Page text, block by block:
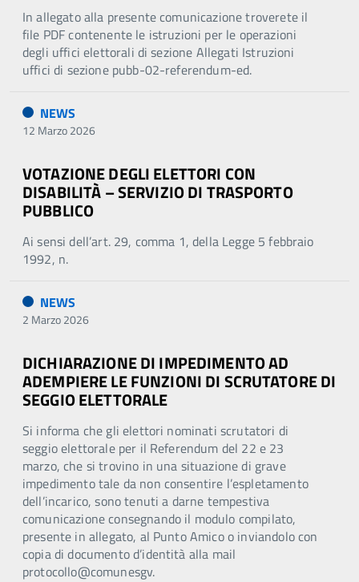
In allegato alla presente comunicazione troverete il
file PDF contenente le istruzioni per le operazioni
degli uffici elettorali di sezione Allegati Istruzioni
uffici di sezione pubb-02-referendum-ed.
NEWS
12 Marzo 2026
VOTAZIONE DEGLI ELETTORI CON
DISABILITÀ – SERVIZIO DI TRASPORTO
PUBBLICO
Ai sensi dell’art. 29, comma 1, della Legge 5 febbraio
1992, n.
NEWS
2 Marzo 2026
DICHIARAZIONE DI IMPEDIMENTO AD
ADEMPIERE LE FUNZIONI DI SCRUTATORE DI
SEGGIO ELETTORALE
Si informa che gli elettori nominati scrutatori di
seggio elettorale per il Referendum del 22 e 23
marzo, che si trovino in una situazione di grave
impedimento tale da non consentire l’espletamento
dell’incarico, sono tenuti a darne tempestiva
comunicazione consegnando il modulo compilato,
presente in allegato, al Punto Amico o inviandolo con
copia di documento d’identità alla mail
protocollo@comunesgv.